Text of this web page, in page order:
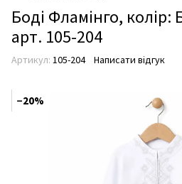
Боді Фламінго, колір:
арт. 105-204
Артикул: 105-204 Написати відгук
−20%